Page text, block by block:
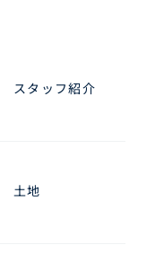
スタッフ紹介
土地